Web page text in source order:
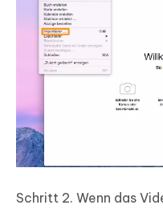
Schritt 2. Wenn das